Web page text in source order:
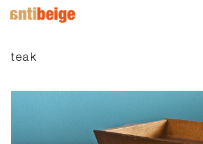
teak